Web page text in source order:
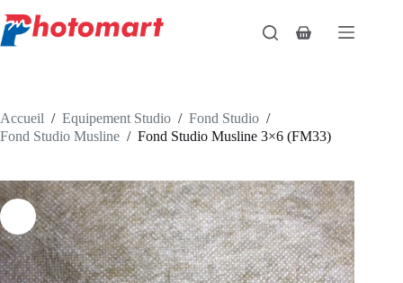
au
contenu
Panier
Accueil / Equipement Studio / Fond Studio /
Fond Studio Musline / Fond Studio Musline 3×6 (FM33)